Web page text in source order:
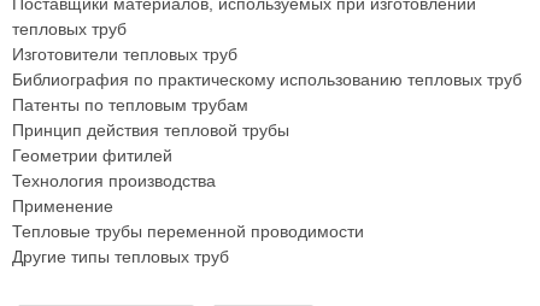
тепловых труб
Изготовители тепловых труб
Библиография по практическому использованию тепловых труб
Патенты по тепловым трубам
Принцип действия тепловой трубы
Геометрии фитилей
Технология производства
Применение
Тепловые трубы переменной проводимости
Другие типы тепловых труб